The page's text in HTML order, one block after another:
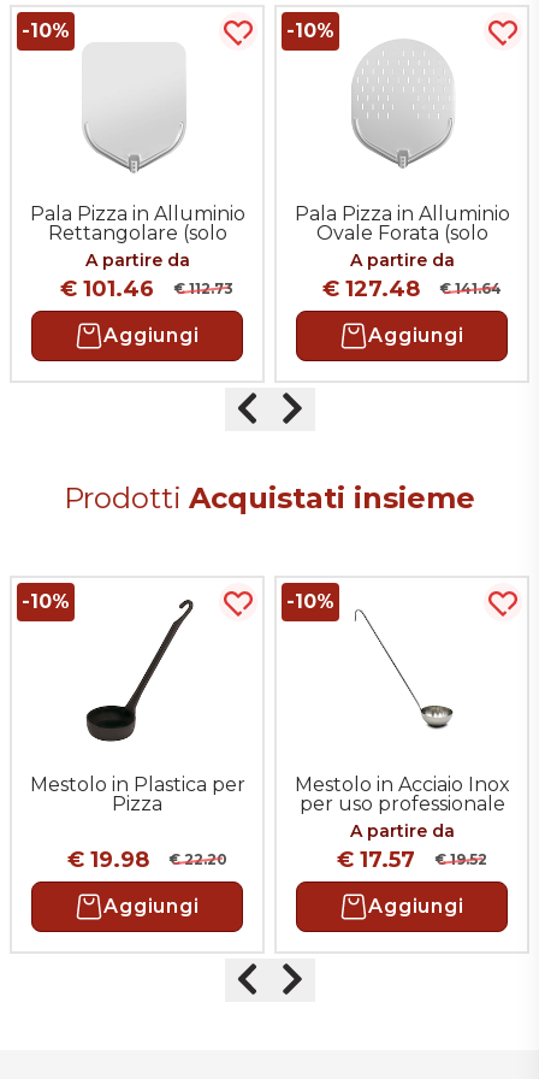
più tardi
Pala Pizza in Alluminio
Rettangolare (solo
Testa)
A partire da
-10%
€ 101.46 € 112.73
Aggiungi
Acquista più tardi
Pala Pizza in Alluminio
Ovale Forata (solo
testa)
A partire da
-10%
€ 127.48 € 141.64
Aggiungi
Prodotti Acquistati insieme
più tardi
Mestolo in Plastica per
Pizza
-10%
€ 19.98 € 22.20
Aggiungi
Acquista più tardi
Mestolo in Acciaio Inox
per uso professionale
A partire da
-10%
€ 17.57 € 19.52
Aggiungi